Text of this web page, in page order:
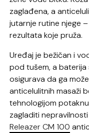
zaglađena, a
jutarnje rutine njege
rezultata koje pruža.
Uređaj je bežičan i
pod tušem, a baterija
osigurava da ga
anticelulitnih masaži
tehnologijom
zagladiti
Releazer CM 100